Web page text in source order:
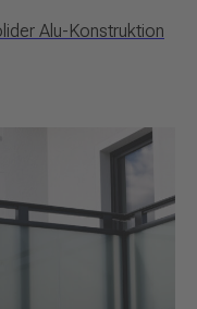
Alu-Konstruktion